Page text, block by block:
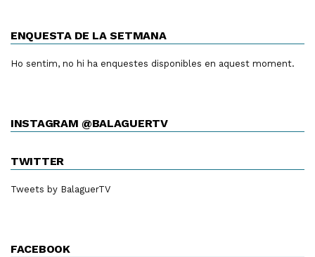
ENQUESTA DE LA SETMANA
Ho sentim, no hi ha enquestes disponibles en aquest moment.
INSTAGRAM @BALAGUERTV
TWITTER
Tweets by BalaguerTV
FACEBOOK